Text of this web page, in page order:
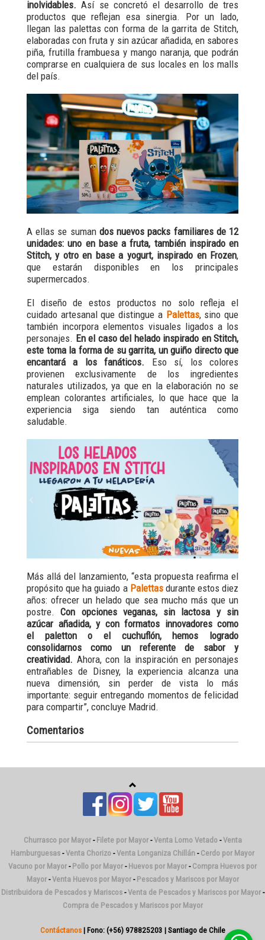
inolvidables. Así se concretó el desarrollo de tres
productos que reflejan esa sinergia. Por un lado,
llegan las palettas con forma de la garrita de Stitch,
elaboradas con fruta y sin azúcar añadida, en sabores
piña, frutilla frambuesa y mango naranja, que podrán
comprarse en cualquiera de sus locales en los malls
del país.
A ellas se suman dos nuevos packs familiares de 12
unidades: uno en base a fruta, también inspirado en
Stitch, y otro en base a yogurt, inspirado en Frozen,
que estarán disponibles en los principales
supermercados.
El diseño de estos productos no solo refleja el
cuidado artesanal que distingue a Palettas, sino que
también incorpora elementos visuales ligados a los
personajes. En el caso del helado inspirado en Stitch,
este toma la forma de su garrita, un guiño directo que
encantará a los fanáticos. Eso sí, los colores
provienen exclusivamente de los ingredientes
naturales utilizados, ya que en la elaboración no se
emplean colorantes artificiales, lo que hace que la
experiencia siga siendo tan auténtica como
saludable.
Más allá del lanzamiento, “esta propuesta reafirma el
propósito que ha guiado a Palettasdurante estos diez
años: ofrecer un helado que sea mucho más que un
postre.Con opciones veganas, sin lactosa y sin
azúcar añadida, y con formatos innovadores como
el paletton o el cuchuflón, hemos logrado
consolidarnos como un referente de sabor y
creatividad. Ahora, con la inspiración en personajes
entrañables de Disney, la experiencia alcanza una
nueva dimensión, sin perder de vista lo más
importante: seguir entregando momentos de felicidad
para compartir”, concluye Madrid.
Comentarios
Churrasco por Mayor- Filete por Mayor-Venta Lomo Vetado-Venta
Hamburguesas -Venta Chorizo -Venta Longaniza Chillán - Cerdo por Mayor
Vacuno por Mayor - Pollo por Mayor - Huevos por Mayor - Compra Huevos por
Mayor-Venta Huevos por Mayor- Pescados y Mariscos por Mayor
Distribuidora de Pescados y Mariscos-Venta de Pescados y Mariscos por Mayor-
Compra de Pescados y Mariscos por Mayor
Contáctanos| Fono: (+56) 978825203 | Santiago de Chile